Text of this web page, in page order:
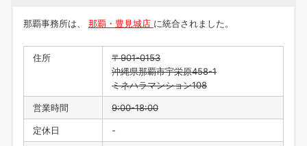
那覇事務所は、 那覇・豊見城店 に統合されました。
住所
〒901-0153
沖縄県那覇市宇栄原458-1
ミネハラマンション108
営業時間 9:00-18:00
定休日 -